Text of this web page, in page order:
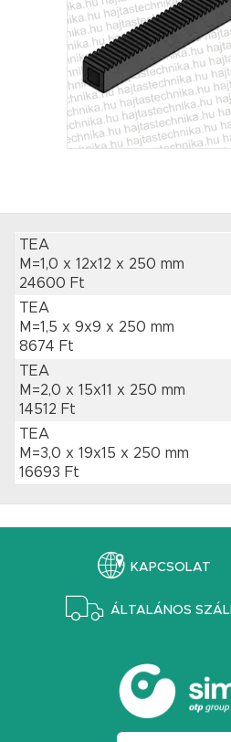
TEA
M=1,0 x 12x12 x 250 mm
24600 Ft
TEA
M=1,5 x 9x9 x 250 mm
8674 Ft
TEA
M=2,0 x 15x11 x 250 mm
14512 Ft
TEA
M=3,0 x 19x15 x 250 mm
16693 Ft
KAPCSOLAT
ÁLTALÁNOS